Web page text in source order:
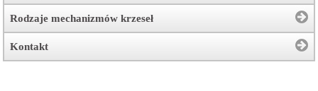
Rodzaje mechanizmów krzeseł
Kontakt